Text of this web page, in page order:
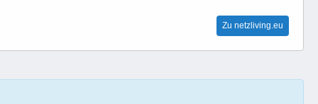
Zu netzliving.eu